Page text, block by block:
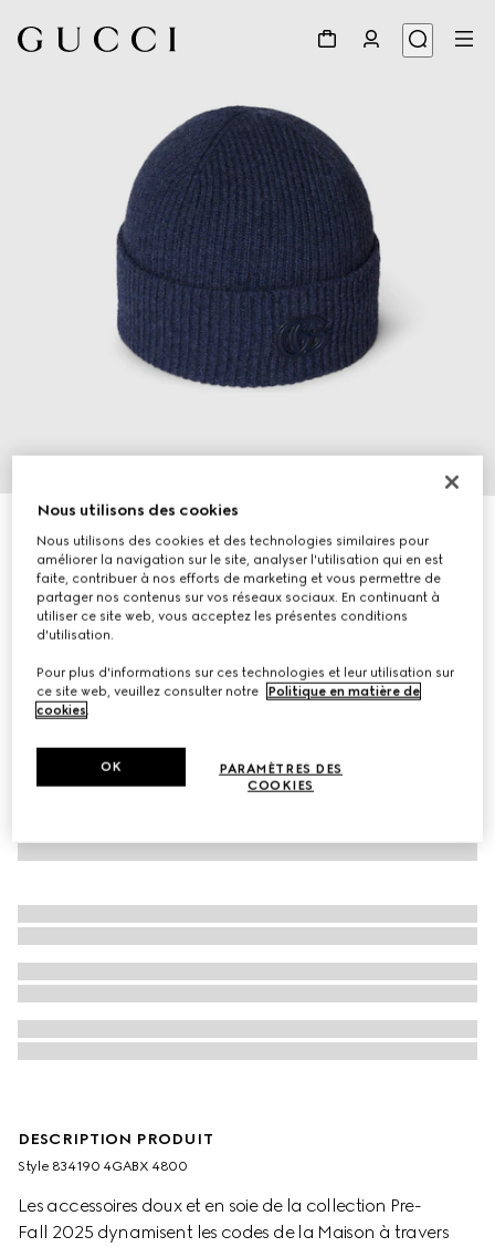
CA$765
Déclinaisonsbleu foncé
DESCRIPTION PRODUIT
Style ‎834190 4GABX 4800
Les accessoires doux et en soie de la collection Pre-
Fall 2025 dynamisent les codes de la Maison à travers
Nous utilisons des cookies
Nous utilisons des cookies et des technologies similaires pour
améliorer la navigation sur le site, analyser l'utilisation qui en est
faite, contribuer à nos efforts de marketing et vous permettre de
partager nos contenus sur vos réseaux sociaux. En continuant à
utiliser ce site web, vous acceptez les présentes conditions
d'utilisation.
Pour plus d'informations sur ces technologies et leur utilisation sur
ce site web, veuillez consulter notre
Politique en matière de
cookies.
PARAMÈTRES DES
COOKIES
OK